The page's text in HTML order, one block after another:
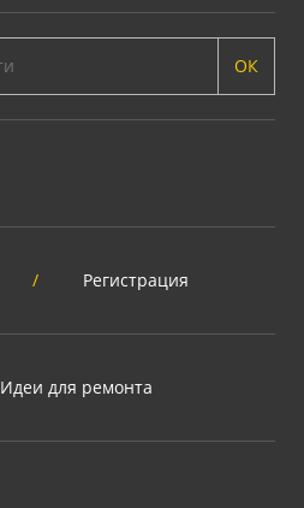
ОК
/ Регистрация
Идеи для ремонта